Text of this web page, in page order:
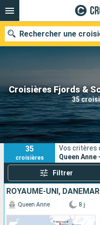
Croisières Fjords &
35
Rechercher une
Nos destinations
Mois de départ
Ports
35
croisières
Vos critères
Queen
Filtrer
ROYAUME-UNI,
Queen Anne 8 j